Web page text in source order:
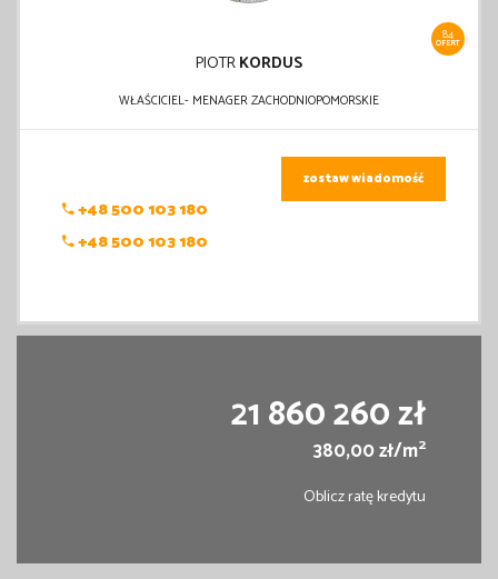
84
OFERT
PIOTRKORDUS
WŁAŚCICIEL- MENAGER ZACHODNIOPOMORSKIE
+48 500 103 180
+48 500 103 180
zostaw wiadomość
21 860 260 zł
380,00 zł/m2
Oblicz ratę kredytu